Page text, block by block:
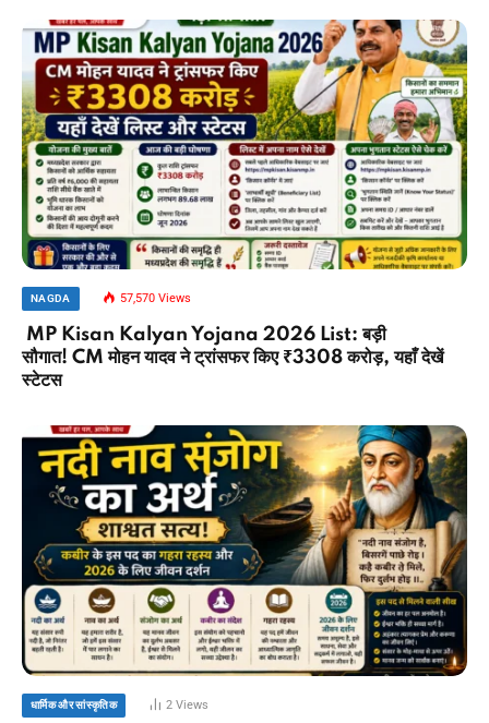
NAGDA 57,570 Views
MP Kisan Kalyan Yojana 2026 List: बड़ी
सौगात! CM मोहन यादव ने ट्रांसफर किए ₹3308 करोड़, यहाँ देखें
स्टेटस
धार्मिक और सांस्कृतिक 2Views